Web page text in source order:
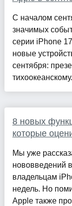
С началом
значимых
серии iPhone
новые
сентября:
8 новых
которые
Мы уже
нововведений
владельцам
недель. Но
Apple также